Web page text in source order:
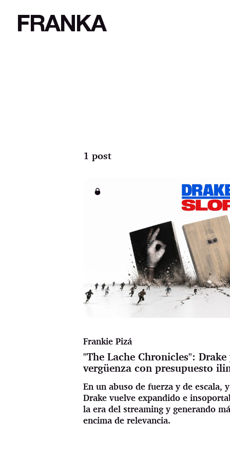
FRANKA
1 post
Frankie Pizá
"The Lache Chronicles":
vergüenza con presupuesto
En un abuso de fuerza y de escala,
Drake vuelve expandido e
la era del streaming y generando
encima de relevancia.